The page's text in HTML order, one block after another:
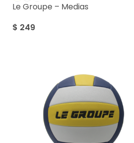
Le Groupe – Medias
$ 249